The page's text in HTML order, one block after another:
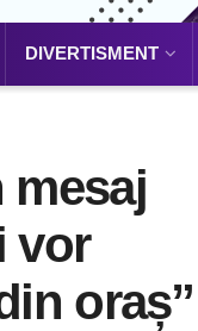
DIVERTISMENT
mesaj
vor
oraș”